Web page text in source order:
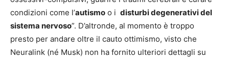
condizioni come l’autismo o i disturbi degenerativi del
sistema nervoso”. D’altronde, al momento è troppo
presto per andare oltre il cauto ottimismo, visto che
Neuralink (né Musk) non ha fornito ulteriori dettagli su